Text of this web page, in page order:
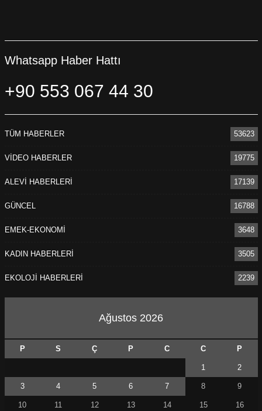
Whatsapp Haber Hattı
+90 553 067 44 30
TÜM HABERLER 53623
VİDEO HABERLER 19775
ALEVİ HABERLERİ 17139
GÜNCEL 16788
EMEK-EKONOMİ 3648
KADIN HABERLERİ 3505
EKOLOJİ HABERLERİ 2239
Ağustos 2026
P S Ç P C C P
1 2
3 4 5 6 7 8 9
10 11 12 13 14 15 16